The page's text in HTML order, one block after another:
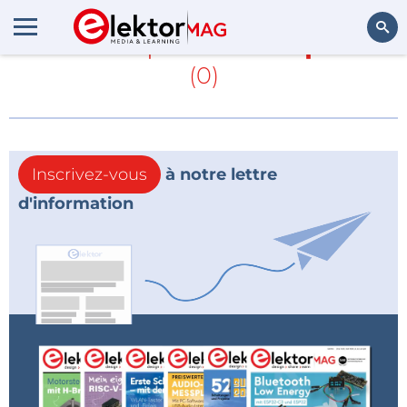
En savoir plus sur Stepcraft
(0)
Inscrivez-vous
à notre lettre
d'information